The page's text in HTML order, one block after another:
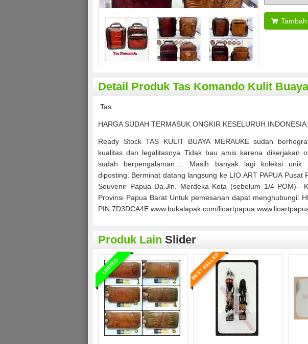
Detail Produk Tas Komando Kulit Buaya
Tas
HARGA SUDAH TERMASUK ONGKIR KESELURUH
Ready Stock TAS KULIT BUAYA MERAUKE sudah
kualitas dan legalitasnya Tidak bau amis karena dikerjakan
sudah berpengalaman…. Masih banyak lagi koleksi unik
diposting. Berminat datang langsung ke LIO ART PAPUA Pusat
Souvenir Papua Da.Jln. Merdeka Kota (sebelum 1/4 POM)–
Provinsi Papua Barat Untuk pemesanan dapat menghubungi:
PIN.7D3DCA4E www.bukalapak.com/lioartpapua
Produk Lain Slider
LIMITED BEST SELLER
Dompet kulit kayu lukis
Rp (Hubungi CS)
Kopi papua
Rp 120.000